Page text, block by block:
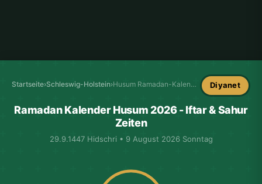
Startseite›Schleswig-Holstein› Husum Ramadan-Kalender Diyanet
Ramadan Kalender Husum 2026 - Iftar & Sahur
Zeiten
29.9.1447 Hidschri • 9 August 2026 Sonntag